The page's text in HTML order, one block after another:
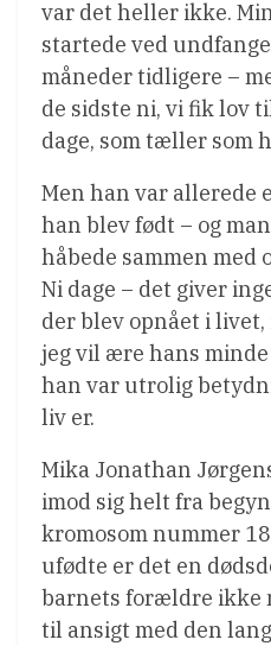
var det heller ikke.
startede ved
måneder tidligere –
de sidste ni, vi fik lov
dage, som tæller som
Men han var allerede
han blev født – og
håbede sammen med
Ni dage – det giver
der blev opnået i livet,
jeg vil ære hans minde
han var utrolig
liv er.
Mika Jonathan
imod sig helt fra
kromosom nummer
ufødte er det en
barnets forældre ikke
til ansigt med den